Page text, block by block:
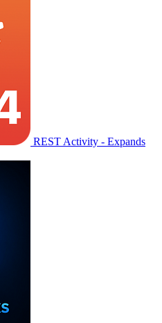
REST Activity - Expands